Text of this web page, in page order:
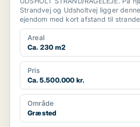
Strandvej og Udsholtvej ligger
ejendom med kort afstand til
Grundens f...
Areal
Ca. 230 m2
Pris
Ca. 5.500.000 kr.
Område
Græsted